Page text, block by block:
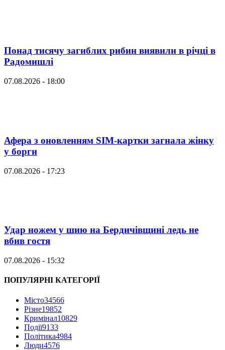
Понад тисячу загиблих рибин виявили в річці в
Радомишлі
07.08.2026 - 18:00
Афера з оновленням SIM-картки загнала жінку
у борги
07.08.2026 - 17:23
Удар ножем у шию на Бердичівщині ледь не
вбив гостя
07.08.2026 - 15:32
ПОПУЛЯРНІ КАТЕГОРІЇ
Місто34566
Різне19852
Кримінал10829
Події9133
Політика4984
Люди4576